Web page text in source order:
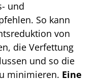
und
So kann
von
die Verfettung
und so die
minimieren. Eine